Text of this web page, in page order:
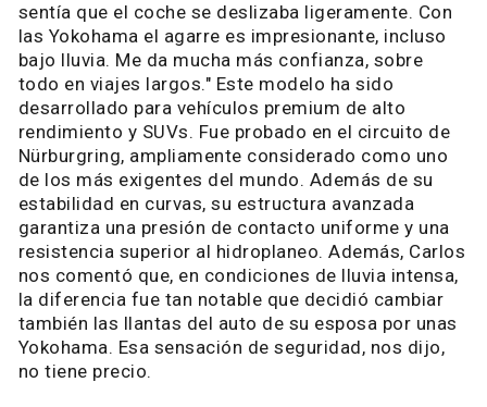
sentía que el coche se deslizaba ligeramente. Con
las Yokohama el agarre es impresionante, incluso
bajo lluvia. Me da mucha más confianza, sobre
todo en viajes largos." Este modelo ha sido
desarrollado para vehículos premium de alto
rendimiento y SUVs. Fue probado en el circuito de
Nürburgring, ampliamente considerado como uno
de los más exigentes del mundo. Además de su
estabilidad en curvas, su estructura avanzada
garantiza una presión de contacto uniforme y una
resistencia superior al hidroplaneo. Además, Carlos
nos comentó que, en condiciones de lluvia intensa,
la diferencia fue tan notable que decidió cambiar
también las llantas del auto de su esposa por unas
Yokohama. Esa sensación de seguridad, nos dijo,
no tiene precio.